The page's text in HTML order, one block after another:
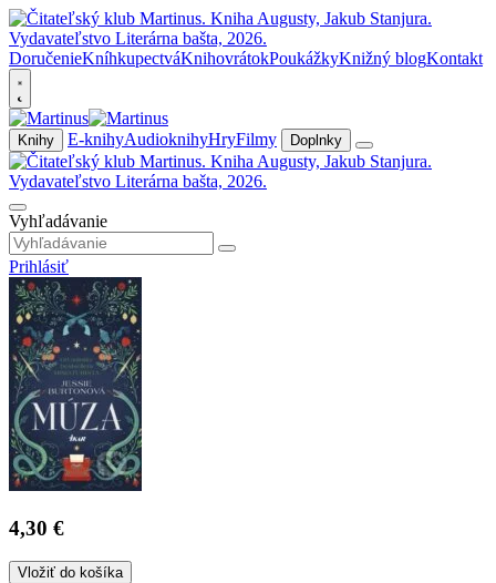
DoručenieKníhkupectváKnihovrátokPoukážkyKnižný blogKontakt
Knihy E-knihyAudioknihyHryFilmy Doplnky
Vyhľadávanie
Prihlásiť
4,30 €
Vložiť do košíka